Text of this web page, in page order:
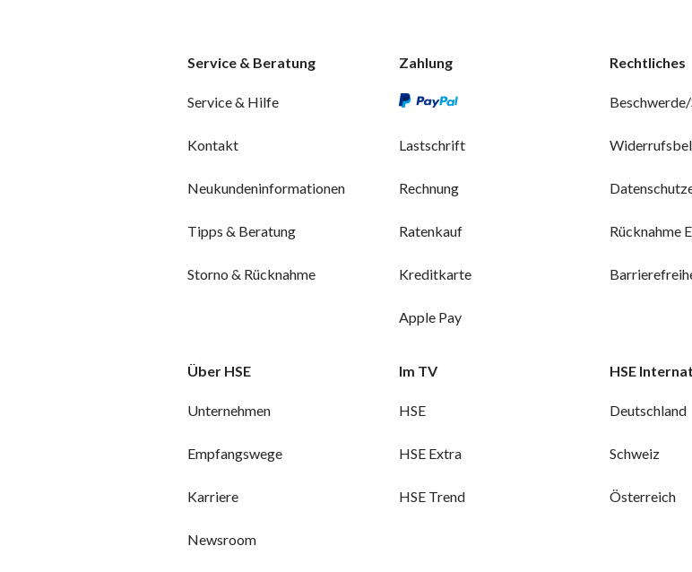
Service & Beratung
Service & Hilfe
Kontakt
Neukundeninformationen
Tipps & Beratung
Storno & Rücknahme
Zahlung
Lastschrift
Rechnung
Ratenkauf
Kreditkarte
Apple Pay
Rechtliches
Rücknahme
Über HSE
Unternehmen
Empfangswege
Karriere
Newsroom
Im TV
HSE
HSE Extra
HSE Trend
HSE
Deutschland
Schweiz
Österreich